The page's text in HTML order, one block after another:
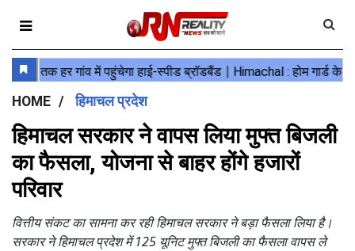
HOME हिमाचल प्रदेश
हिमाचल सरकार ने वापस लिया मुफ्त बिजली
का फैसला, योजना से बाहर होंगे हजारों
परिवार
वित्तीय संकट का सामना कर रही हिमाचल सरकार ने बड़ा फैसला लिया है।
सरकार ने हिमाचल प्रदेश में 125 यूनिट मुफ्त बिजली का फैसला वापस ले